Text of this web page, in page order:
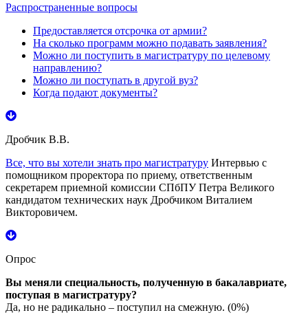
Распространенные вопросы
Предоставляется отсрочка от армии?
На сколько программ можно подавать заявления?
Можно ли поступить в магистратуру по целевому
направлению?
Можно ли поступать в другой вуз?
Когда подают документы?
Дробчик В.В.
Все, что вы хотели знать про магистратуру Интервью с
помощником проректора по приему, ответственным
секретарем приемной комиссии СПбПУ Петра Великого
кандидатом технических наук Дробчиком Виталием
Викторовичем.
Опрос
Вы меняли специальность, полученную в бакалавриате,
поступая в магистратуру?
Да, но не радикально – поступил на смежную. (0%)